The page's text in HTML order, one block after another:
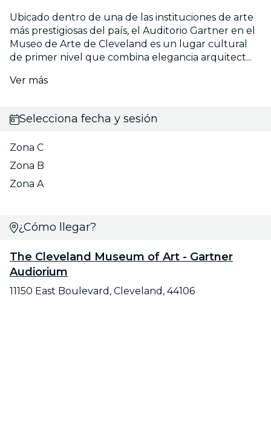
Ubicado dentro de una de las instituciones de arte
más prestigiosas del país, el Auditorio Gartner en el
Museo de Arte de Cleveland es un lugar cultural
de primer nivel que combina elegancia arquitect...
Ver más
Selecciona fecha y sesión
Zona C
Zona B
Zona A
¿Cómo llegar?
The Cleveland Museum of Art - Gartner
Audiorium
11150 East Boulevard, Cleveland, 44106